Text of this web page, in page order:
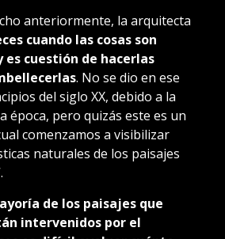
anteriormente, la arquitecta
cuando las cosas son
cuestión de hacerlas
. No se dio en ese
del siglo XX, debido a la
época, pero quizás este es un
comenzamos a visibilizar
naturales de los paisajes
de los paisajes que
intervenidos por el